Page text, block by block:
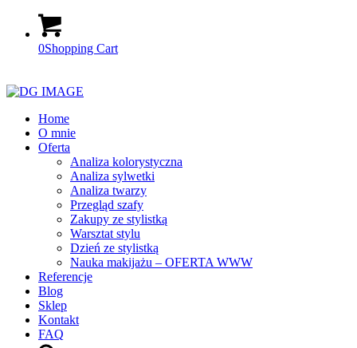
0Shopping Cart
Home
O mnie
Oferta
Analiza kolorystyczna
Analiza sylwetki
Analiza twarzy
Przegląd szafy
Zakupy ze stylistką
Warsztat stylu
Dzień ze stylistką
Nauka makijażu – OFERTA WWW
Referencje
Blog
Sklep
Kontakt
FAQ